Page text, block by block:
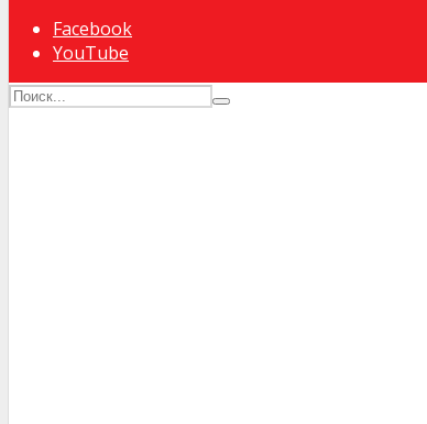
Facebook
YouTube